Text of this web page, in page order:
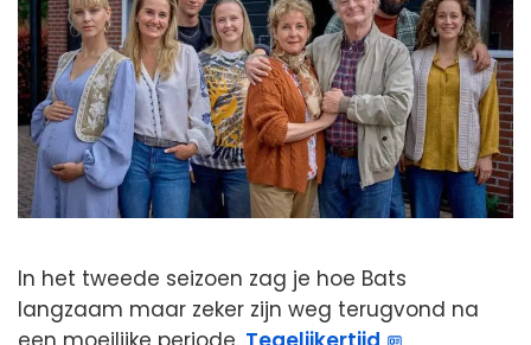
In het tweede seizoen zag je hoe Bats
langzaam maar zeker zijn weg terugvond na